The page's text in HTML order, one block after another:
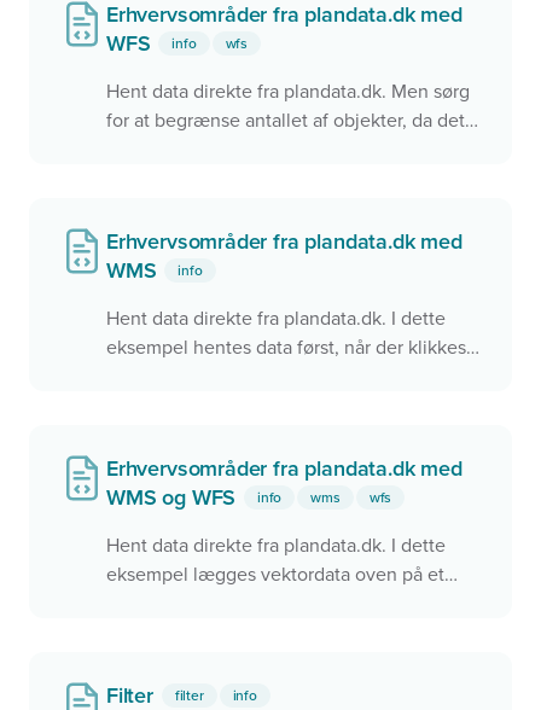
Erhvervsområder fra plandata.dk med
WFS
info wfs
Hent data direkte fra plandata.dk. Men sørg
for at begrænse antallet af objekter, da det
Erhvervsområder fra plandata.dk med
WMS
info
Hent data direkte fra plandata.dk. I dette
eksempel hentes data først, når der klikkes i
Erhvervsområder fra plandata.dk med
WMS og WFS
info wms wfs
Hent data direkte fra plandata.dk. I dette
eksempel lægges vektordata oven på et
anvendeligt, hvis vi har mange data, eller
Filter filter info